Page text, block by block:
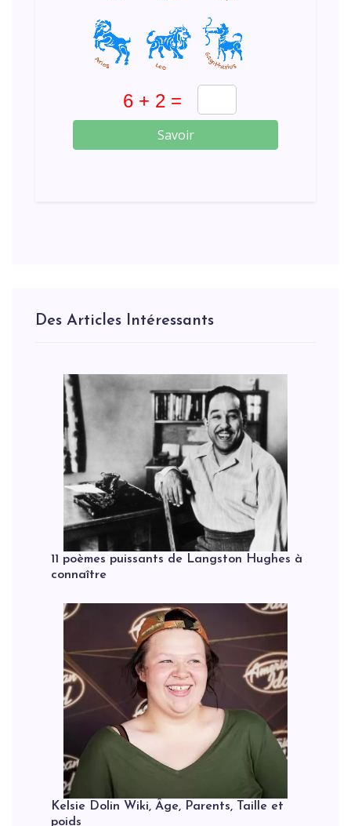
Savoir
Des Articles Intéressants
11 poèmes puissants de Langston Hughes à
connaître
Kelsie Dolin Wiki, Âge, Parents, Taille et
poids